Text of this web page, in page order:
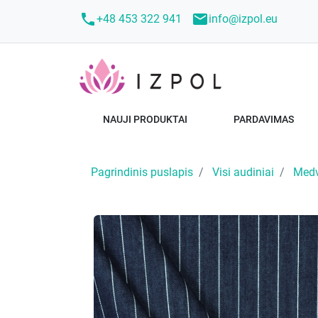
call+48 453 322 941 mailinfo@izpol.eu
NAUJI PRODUKTAI PARDAVIMAS
Pagrindinis puslapis Visi audiniai